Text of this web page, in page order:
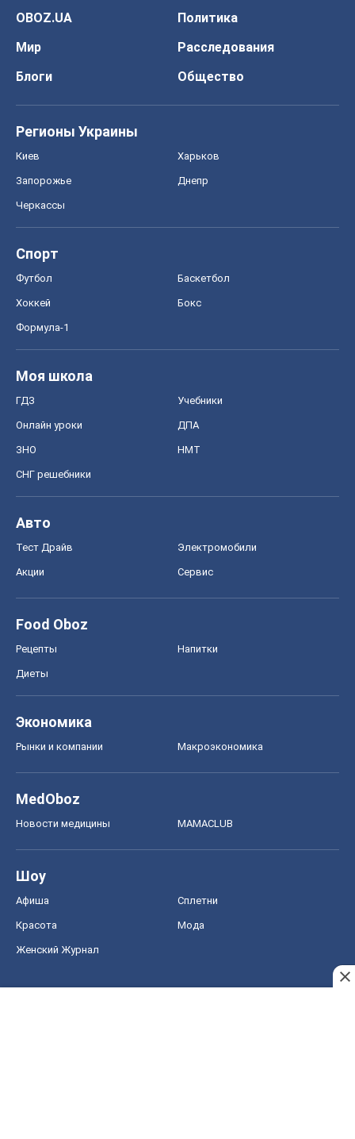
OBOZ.UA
Политика
Мир
Расследования
Блоги
Общество
Регионы Украины
Киев Харьков
Запорожье Днепр
Черкассы
Спорт
Футбол Баскетбол
Хоккей Бокс
Формула-1
Моя школа
ГДЗ Учебники
Онлайн уроки ДПА
ЗНО НМТ
СНГ решебники
Авто
Тест Драйв Электромобили
Акции Сервис
Food Oboz
Рецепты Напитки
Диеты
Экономика
Рынки и компании Mакроэкономика
MedOboz
Новости медицины MAMACLUB
Шоу
Афиша Сплетни
Красота Мода
Женский Журнал